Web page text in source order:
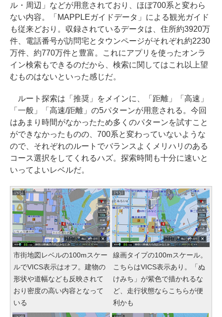
ル・周辺」などが用意されており、ほぼ700系と変わら
ない内容。「MAPPLEガイドデータ」による観光ガイド
も従来どおり。収録されているデータは、住所約3920万
件、電話番号が訪問宅とタウンページがそれぞれ約2230
万件、約770万件と豊富。これにアプリを使ったオンラ
イン検索もできるのだから、検索に関してはこれ以上望
むものはないといった感じだ。
ルート探索は「推奨」をメインに、「距離」「高速」
「一般」「高速/距離」の5パターンが用意される。今回
はあまり時間がなかったため多くのパターンを試すこと
ができなかったものの、700系と変わっていないような
ので、それぞれのルートでバランスよくメリハリのある
コース選択をしてくれるハズ。探索時間も十分に速いと
いってよいレベルだ。
市街地図レベルの100mスケー
ルでVICS表示はオフ。建物の
形状や道幅なども反映されて
おり密度の高い内容となって
いる
線画タイプの100mスケール。
こちらはVICS表示あり。「ぬ
けみち」が紫色で描かれるな
ど、走行状態ならこちらが便
利かも